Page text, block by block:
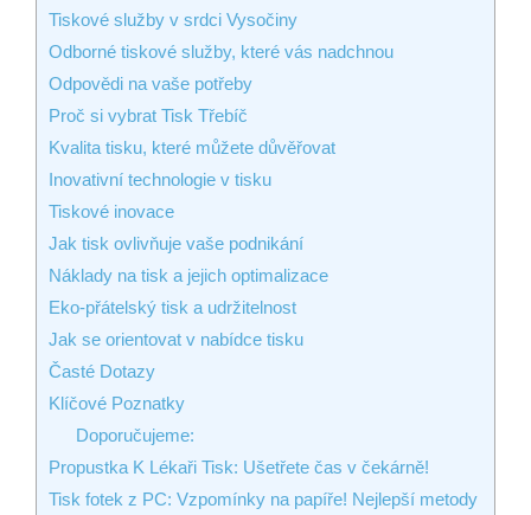
Tiskové služby v srdci Vysočiny
Odborné tiskové služby, které vás nadchnou
Odpovědi na vaše potřeby
Proč si vybrat Tisk Třebíč
Kvalita tisku, které můžete důvěřovat
Inovativní technologie v tisku
Tiskové inovace
Jak tisk ovlivňuje vaše podnikání
Náklady na tisk a jejich optimalizace
Eko-přátelský tisk a udržitelnost
Jak se orientovat v nabídce tisku
Časté Dotazy
Klíčové Poznatky
Doporučujeme:
Propustka K Lékaři Tisk: Ušetřete čas v čekárně!
Tisk fotek z PC: Vzpomínky na papíře! Nejlepší metody